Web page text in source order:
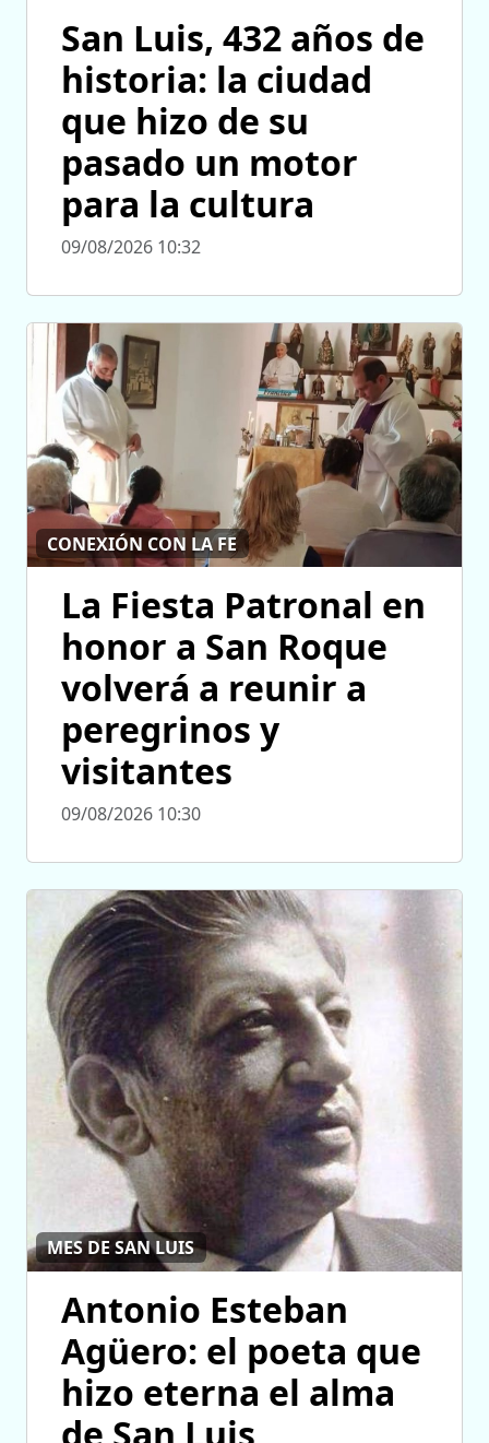
San Luis, 432 años de
historia: la ciudad
que hizo de su
pasado un motor
para la cultura
09/08/2026 10:32
CONEXIÓN CON LA FE
La Fiesta Patronal en
honor a San Roque
volverá a reunir a
peregrinos y
visitantes
09/08/2026 10:30
MES DE SAN LUIS
Antonio Esteban
Agüero: el poeta que
hizo eterna el alma
de San Luis